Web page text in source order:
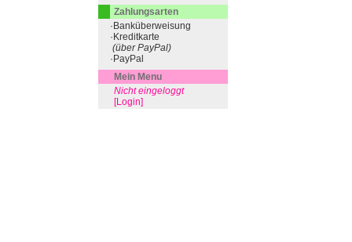
Zahlungsarten
·Banküberweisung
·Kreditkarte
(über PayPal)
·PayPal
Mein Menu
Nicht eingeloggt
[Login]